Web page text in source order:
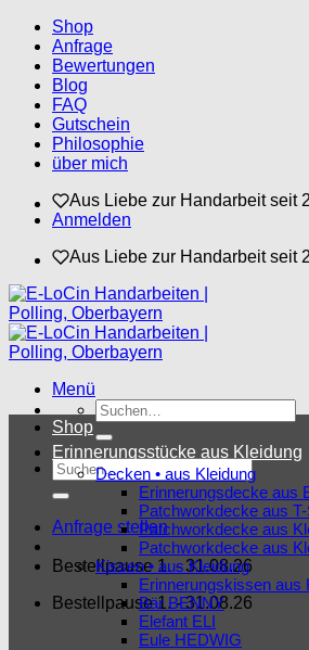
Zum
Inhalt
springen
Shop
Anfrage
Bewertungen
Blog
FAQ
Gutschein
Philosophie
über mich
Aus Liebe zur Handarbeit seit
Anmelden
Aus Liebe zur Handarbeit seit
Menü
Suchen
nach:
Suchen
nach:
Anfrage stellen
Bestellpause 1. - 31.08.26
Bestellpause 1. - 31.08.26
Shop
Erinnerungsstücke aus Kleidung
Decken • aus Kleidung
Erinnerungsdecke aus
Patchworkdecke aus
Patchworkdecke aus
Patchworkdecke aus
Kissen • aus Kleidung
Erinnerungskissen aus
Bär BENNY
Elefant ELI
Eule HEDWIG